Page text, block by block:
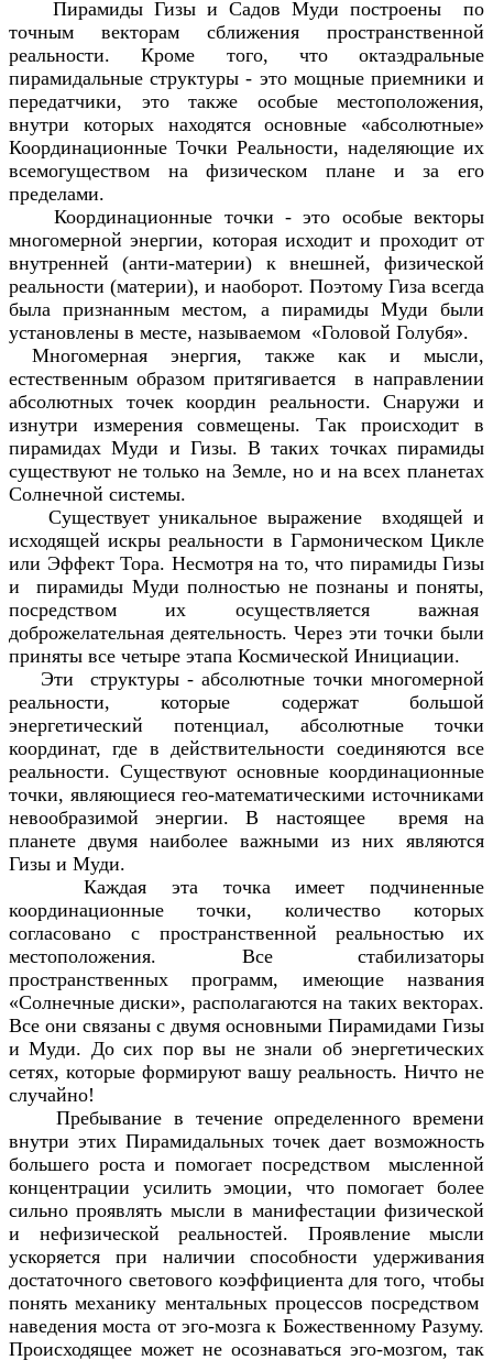
Пирамиды Гизы и Садов Муди построены по
точным векторам сближения пространственной
реальности. Кроме того, что октаэдральные
пирамидальные структуры - это мощные приемники и
передатчики, это также особые местоположения,
внутри которых находятся основные «абсолютные»
Координационные Точки Реальности, наделяющие их
всемогуществом на физическом плане и за его
пределами.
Координационные точки - это особые векторы
многомерной энергии, которая исходит и проходит от
внутренней (анти-материи) к внешней, физической
реальности (материи), и наоборот. Поэтому Гиза всегда
была признанным местом, а пирамиды Муди были
установлены в месте, называемом «Головой Голубя».
Многомерная энергия, также как и мысли,
естественным образом притягивается в направлении
абсолютных точек координ реальности. Снаружи и
изнутри измерения совмещены. Так происходит в
пирамидах Mуди и Гизы. В таких точках пирамиды
существуют не только на Земле, но и на всех планетах
Солнечной системы.
Существует уникальное выражение входящей и
исходящей искры реальности в Гармоническом Цикле
или Эффект Тора. Несмотря на то, что пирамиды Гизы
и пирамиды Муди полностью не познаны и поняты,
посредством их осуществляется важная
доброжелательная деятельность. Через эти точки были
приняты все четыре этапа Космической Инициации.
Эти структуры - абсолютные точки многомерной
реальности, которые содержат большой
энергетический потенциал, абсолютные точки
координат, где в действительности соединяются все
реальности. Существуют основные координационные
точки, являющиеся гео-математическими источниками
невообразимой энергии. В настоящее время на
планете двумя наиболее важными из них являются
Гизы и Муди.
Каждая эта точка имеет подчиненные
координационные точки, количество которых
согласовано с пространственной реальностью их
местоположения. Все стабилизаторы
пространственных программ, имеющие названия
«Солнечные диски», располагаются на таких векторах.
Все они связаны с двумя основными Пирамидами Гизы
и Mуди. До сих пор вы не знали об энергетических
сетях, которые формируют вашу реальность. Ничто не
случайно!
Пребывание в течение определенного времени
внутри этих Пирамидальных точек дает возможность
большего роста и помогает посредством мысленной
концентрации усилить эмоции, что помогает более
сильно проявлять мысли в манифестации физической
и нефизической реальностей. Проявление мысли
ускоряется при наличии способности удерживания
достаточного светового коэффициента для того, чтобы
понять механику ментальных процессов посредством
наведения моста от эго-мозга к Божественному Разуму.
Происходящее может не осознаваться эго-мозгом, так